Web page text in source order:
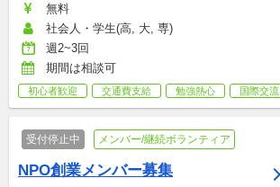
無料
社会人・学生(高, 大, 専)
週2~3回
期間は相談可
初心者歓迎 交通費支給 勉強熱心 国際交流
受付停止中 メンバー/継続ボランティア
NPO創業メンバー募集